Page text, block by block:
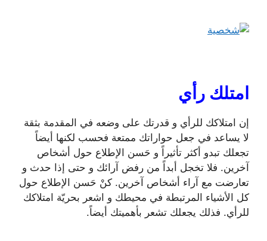
امتلك رأي
إن امتلاكك للرأي و قدرتك على وضعه في المقدمة بثقة
لا يساعد في جعل حواراتك ممتعة فحسب لكنها أيضاً
تجعلك تبدو أكثر تأثيراً و حَسن الإطلاع حول أشخاص
آخرين. فلا تخجل أبداً من رفض آرائك و حتى إذا حدث و
تعارضت مع آراء أشخاص آخرين. كنْ حَسن الإطلاع حول
كل الأشياء المرتبطة في محيطك و اشعر بحريّة امتلاكك
للرأي. فذلك يجعلك تشعر بأهميتك أيضاً.